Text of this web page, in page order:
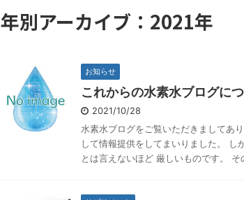
年別アーカイブ：2021年
お知らせ
これからの水素水ブログに
2021/10/28
水素水ブログをご覧いただきましてあ
して情報提供をしてまいりました。 し
とは言えないほど 厳しいものです。